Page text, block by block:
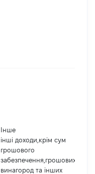
Інше
інші доходи,крім сум
грошового
забезпечення,грошових
винагород та інших